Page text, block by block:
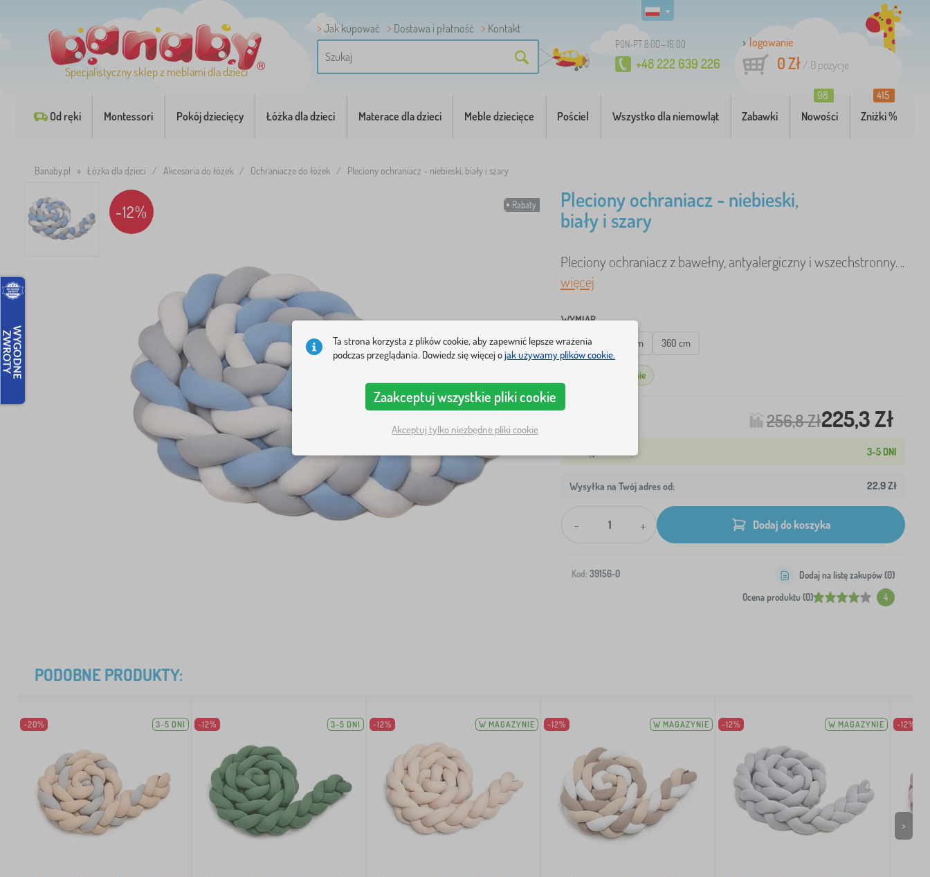
Specjalistyczny sklep z meblami dla dzieci
Jak kupować Dostawa i płatność Kontakt
PON-PT 8:00—16:00
+48 222 639 226
logowanie
0 Zł/ 0 pozycje
Od ręki Montessori Pokój dziecięcy Łóżka dla dzieci Materace dla dzieci Meble dziecięce Pościel Wszystko dla niemowląt Zabawki Nowości
98
Zniżki %
415
Banaby.pl » Łóżka dla dzieci / Akcesoria do łóżek / Ochraniacze do łóżek / Pleciony ochraniacz - niebieski, biały i szary
Rabaty
-12%
Pleciony ochraniacz - niebieski,
biały i szary
Pleciony ochraniacz z bawełny, antyalergiczny i wszechstronny. ..
więcej
WYMIAR
180 cm
220 cm 360 cm
Pokaż w magazynie
256,8 Zł225,3 Zł
3-5 DNI
Wysyłka na Twój adres od: 22,9 Zł
- + Dodaj do koszyka
Kod: 39156-0
Ocena produktu (0) 4
Dodaj na listę zakupów (0)
PODOBNE PRODUKTY:
-20% 3-5 DNI -12% 3-5 DNI -12% W MAGAZYNIE -12% W MAGAZYNIE -12% W MAGAZYNIE -12%
>
Ta strona korzysta z plików cookie, aby zapewnić lepsze wrażenia
podczas przeglądania. Dowiedz się więcej ojak używamy plików cookie.
Zaakceptuj wszystkie pliki cookie
Akceptuj tylko niezbędne pliki cookie